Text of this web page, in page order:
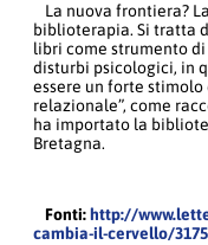
La nuova frontiera?
biblioterapia. Si tratta
libri come strumento
disturbi psicologici, in
essere un forte
relazionale”, come
ha importato la
Bretagna.
Fonti:http://
cambia-il-cervello/